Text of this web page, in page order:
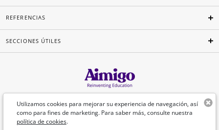
Utilizamos cookies para mejorar su experiencia de navegación, así
como para fines de marketing. Para saber más, consulte nuestra
política de cookies.
REFERENCIAS
SECCIONES ÚTILES
Español